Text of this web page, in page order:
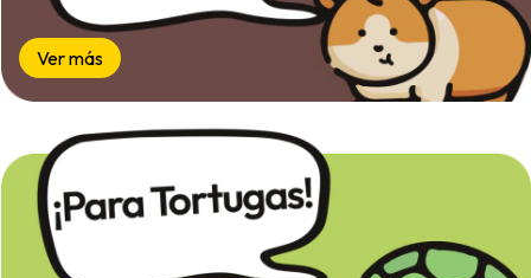
Ver más